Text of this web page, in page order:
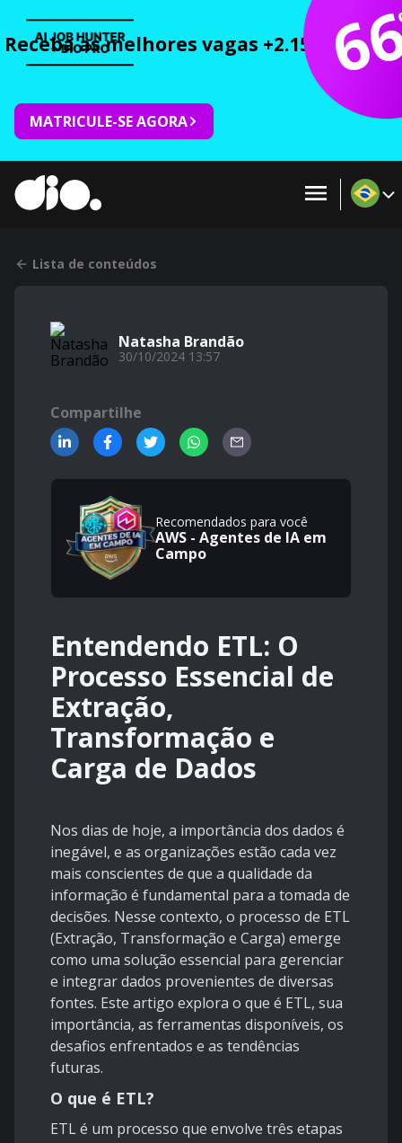
Receba as melhores vagas +2.150 cursos
MATRICULE-SE AGORA
Lista de conteúdos
Natasha Brandão
30/10/2024 13:57
Compartilhe
Recomendados para você
AWS - Agentes de IA em
Campo
Entendendo ETL: O
Processo Essencial de
Extração,
Transformação e
Carga de Dados
Nos dias de hoje, a importância dos dados é
inegável, e as organizações estão cada vez
mais conscientes de que a qualidade da
informação é fundamental para a tomada de
decisões. Nesse contexto, o processo de ETL
(Extração, Transformação e Carga) emerge
como uma solução essencial para gerenciar
e integrar dados provenientes de diversas
fontes. Este artigo explora o que é ETL, sua
importância, as ferramentas disponíveis, os
desafios enfrentados e as tendências
futuras.
O que é ETL?
ETL é um processo que envolve três etapas